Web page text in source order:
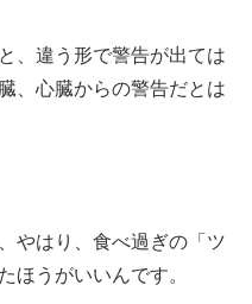
、違う形で警告が出ては
、心臓からの警告だとは
やはり、食べ過ぎの「ツ
ほうがいいんです。